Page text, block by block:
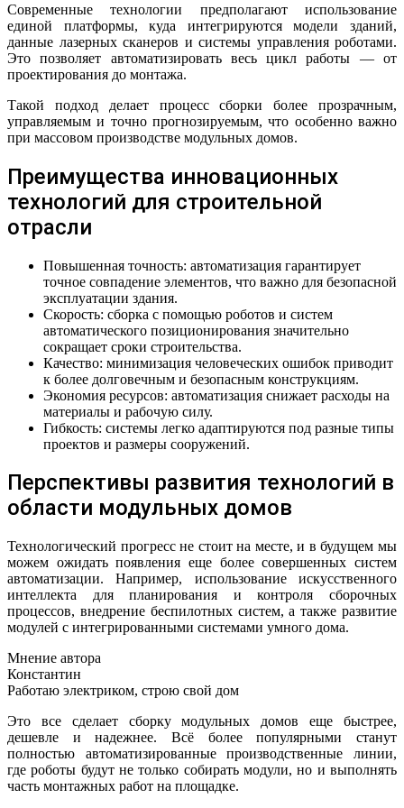
Современные технологии предполагают использование
единой платформы, куда интегрируются модели зданий,
данные лазерных сканеров и системы управления роботами.
Это позволяет автоматизировать весь цикл работы — от
проектирования до монтажа.
Такой подход делает процесс сборки более прозрачным,
управляемым и точно прогнозируемым, что особенно важно
при массовом производстве модульных домов.
Преимущества инновационных
технологий для строительной
отрасли
Повышенная точность: автоматизация гарантирует
точное совпадение элементов, что важно для безопасной
эксплуатации здания.
Скорость: сборка с помощью роботов и систем
автоматического позиционирования значительно
сокращает сроки строительства.
Качество: минимизация человеческих ошибок приводит
к более долговечным и безопасным конструкциям.
Экономия ресурсов: автоматизация снижает расходы на
материалы и рабочую силу.
Гибкость: системы легко адаптируются под разные типы
проектов и размеры сооружений.
Перспективы развития технологий в
области модульных домов
Технологический прогресс не стоит на месте, и в будущем мы
можем ожидать появления еще более совершенных систем
автоматизации. Например, использование искусственного
интеллекта для планирования и контроля сборочных
процессов, внедрение беспилотных систем, а также развитие
модулей с интегрированными системами умного дома.
Мнение автора
Константин
Работаю электриком, строю свой дом
Это все сделает сборку модульных домов еще быстрее,
дешевле и надежнее. Всё более популярными станут
полностью автоматизированные производственные линии,
где роботы будут не только собирать модули, но и выполнять
часть монтажных работ на площадке.